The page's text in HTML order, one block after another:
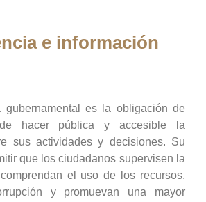
e información
gubernamental es la obligación de
hacer pública y accesible la
sus actividades y decisiones. Su
que los ciudadanos supervisen la
el uso de los recursos,
y promuevan una mayor